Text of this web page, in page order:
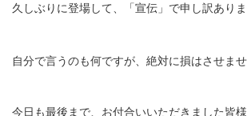
久しぶりに登場して、「宣伝」で申し訳あり
自分で言うのも何ですが、絶対に損はさせませ
今日も最後まで、お付合いいただきました皆様